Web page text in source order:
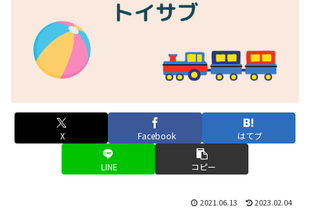
X Facebook はてブ
LINE コピー
2021.06.13 2023.02.04